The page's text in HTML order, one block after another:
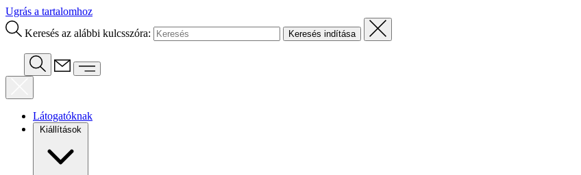
Ugrás a tartalomhoz
Keresés az alábbi kulcsszóra:
Látogatóknak
Kiállítások